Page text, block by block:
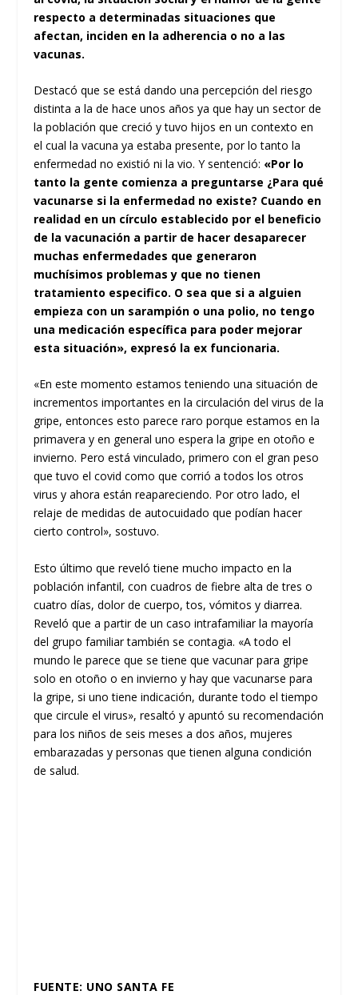
respecto a determinadas situaciones que
afectan, inciden en la adherencia o no a las
vacunas.
Destacó que se está dando una percepción del riesgo
distinta a la de hace unos años ya que hay un sector de
la población que creció y tuvo hijos en un contexto en
el cual la vacuna ya estaba presente, por lo tanto la
enfermedad no existió ni la vio. Y sentenció: «Por lo
tanto la gente comienza a preguntarse ¿Para qué
vacunarse si la enfermedad no existe? Cuando en
realidad en un círculo establecido por el beneficio
de la vacunación a partir de hacer desaparecer
muchas enfermedades que generaron
muchísimos problemas y que no tienen
tratamiento especifico. O sea que si a alguien
empieza con un sarampión o una polio, no tengo
una medicación específica para poder mejorar
esta situación», expresó la ex funcionaria.
«En este momento estamos teniendo una situación de
incrementos importantes en la circulación del virus de la
gripe, entonces esto parece raro porque estamos en la
primavera y en general uno espera la gripe en otoño e
invierno. Pero está vinculado, primero con el gran peso
que tuvo el covid como que corrió a todos los otros
virus y ahora están reapareciendo. Por otro lado, el
relaje de medidas de autocuidado que podían hacer
cierto control», sostuvo.
Esto último que reveló tiene mucho impacto en la
población infantil, con cuadros de fiebre alta de tres o
cuatro días, dolor de cuerpo, tos, vómitos y diarrea.
Reveló que a partir de un caso intrafamiliar la mayoría
del grupo familiar también se contagia. «A todo el
mundo le parece que se tiene que vacunar para gripe
solo en otoño o en invierno y hay que vacunarse para
la gripe, si uno tiene indicación, durante todo el tiempo
que circule el virus», resaltó y apuntó su recomendación
para los niños de seis meses a dos años, mujeres
embarazadas y personas que tienen alguna condición
de salud.
FUENTE: UNO SANTA FE